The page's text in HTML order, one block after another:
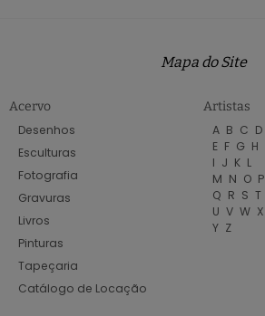
Mapa do Site
Acervo
Desenhos
Esculturas
Fotografia
Gravuras
Livros
Pinturas
Tapeçaria
Catálogo de Locação
Artistas
A B C D
E F G H
I J K L
M N O P
Q R S T
U V W X
Y Z